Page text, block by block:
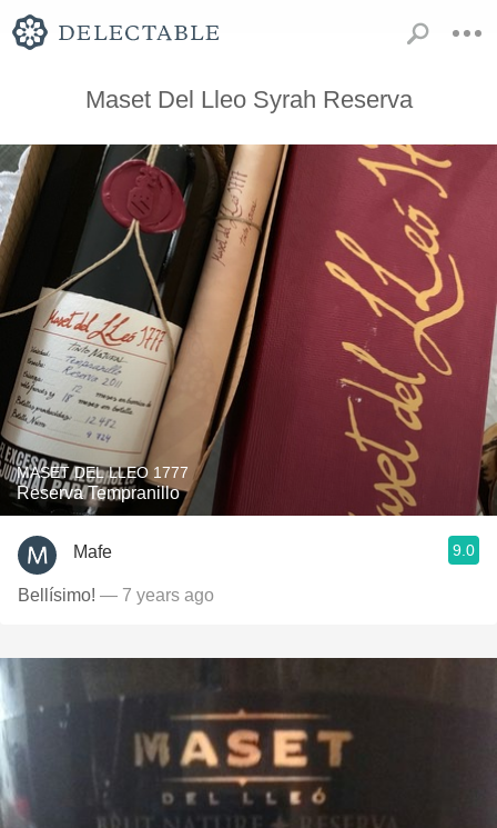
Maset Del Lleo Syrah Reserva
MASET DEL LLEO 1777
Reserva Tempranillo
Mafe 9.0
Bellísimo! — 7 years ago